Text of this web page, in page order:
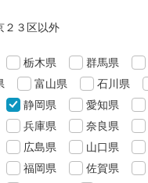
２３区以外
栃木県 群馬県
富山県 石川県
静岡県 愛知県
兵庫県 奈良県
広島県 山口県
福岡県 佐賀県